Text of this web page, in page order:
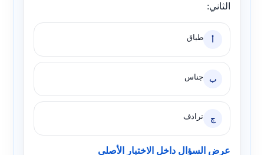
الثاني:
أ طباق
ب جناس
ج ترادف
عرض السؤال داخل الاختبار الأصلي